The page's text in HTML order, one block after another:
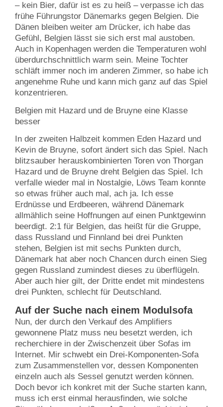
– kein Bier, dafür ist es zu heiß – verpasse ich das
frühe Führungstor Dänemarks gegen Belgien. Die
Dänen bleiben weiter am Drücker, ich habe das
Gefühl, Belgien lässt sie sich erst mal austoben.
Auch in Kopenhagen werden die Temperaturen wohl
überdurchschnittlich warm sein. Meine Tochter
schläft immer noch im anderen Zimmer, so habe ich
angenehme Ruhe und kann mich ganz auf das Spiel
konzentrieren.
Belgien mit Hazard und de Bruyne eine Klasse
besser
In der zweiten Halbzeit kommen Eden Hazard und
Kevin de Bruyne, sofort ändert sich das Spiel. Nach
blitzsauber herauskombinierten Toren von Thorgan
Hazard und de Bruyne dreht Belgien das Spiel. Ich
verfalle wieder mal in Nostalgie, Löws Team konnte
so etwas früher auch mal, ach ja. Ich esse
Erdnüsse und Erdbeeren, während Dänemark
allmählich seine Hoffnungen auf einen Punktgewinn
beerdigt. 2:1 für Belgien, das heißt für die Gruppe,
dass Russland und Finnland bei drei Punkten
stehen, Belgien ist mit sechs Punkten durch,
Dänemark hat aber noch Chancen durch einen Sieg
gegen Russland zumindest dieses zu überflügeln.
Aber auch hier gilt, der Dritte endet mit mindestens
drei Punkten, schlecht für Deutschland.
Auf der Suche nach einem Modulsofa
Nun, der durch den Verkauf des Amplifiers
gewonnene Platz muss neu besetzt werden, ich
recherchiere in der Zwischenzeit über Sofas im
Internet. Mir schwebt ein Drei-Komponenten-Sofa
zum Zusammenstellen vor, dessen Komponenten
einzeln auch als Sessel genutzt werden können.
Doch bevor ich konkret mit der Suche starten kann,
muss ich erst einmal herausfinden, wie solche